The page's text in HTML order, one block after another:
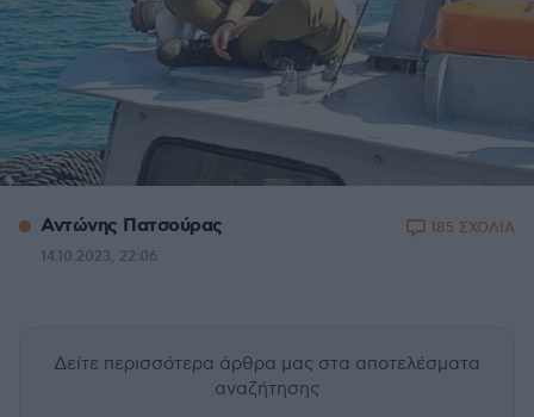
Αντώνης Πατσούρας
14.10.2023, 22:06
185 ΣΧΟΛΙΑ
Δείτε περισσότερα άρθρα μας στα αποτελέσματα
αναζήτησης